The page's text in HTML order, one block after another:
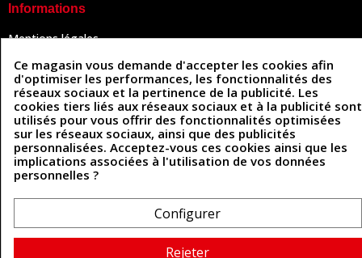
Informations
Mentions légales
Politique de confidentialité
Politique des cookies
Contactez-nous
Coordonnées
493 Chemin de Catougnac
contact@cuirenstock.com
Ce magasin vous demande d'accepter les cookies afin
d'optimiser les performances, les fonctionnalités des
réseaux sociaux et la pertinence de la publicité. Les
cookies tiers liés aux réseaux sociaux et à la publicité sont
utilisés pour vous offrir des fonctionnalités optimisées
sur les réseaux sociaux, ainsi que des publicités
personnalisées. Acceptez-vous ces cookies ainsi que les
implications associées à l'utilisation de vos données
personnelles ?
Configurer
Rejeter